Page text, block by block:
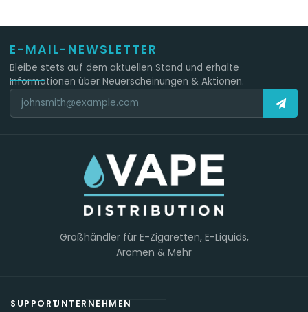
E-MAIL-NEWSLETTER
Bleibe stets auf dem aktuellen Stand und erhalte
Informationen über Neuerscheinungen & Aktionen.
Großhändler für E-Zigaretten, E-Liquids,
Aromen & Mehr
SUPPORTUNTERNEHMEN